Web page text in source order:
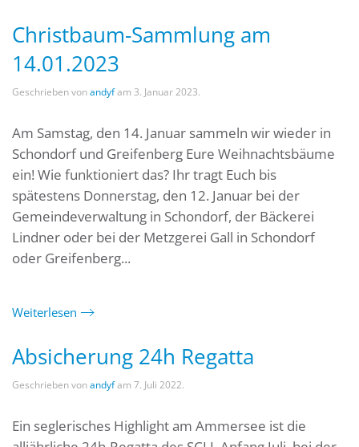
Christbaum-Sammlung am
14.01.2023
Geschrieben vonandyfam 3. Januar 2023.
Am Samstag, den 14. Januar sammeln wir wieder in
Schondorf und Greifenberg Eure Weihnachtsbäume
ein! Wie funktioniert das? Ihr tragt Euch bis
spätestens Donnerstag, den 12. Januar bei der
Gemeindeverwaltung in Schondorf, der Bäckerei
Lindner oder bei der Metzgerei Gall in Schondorf
oder Greifenberg...
Weiterlesen
Absicherung 24h Regatta
Geschrieben vonandyfam 7. Juli 2022.
Ein seglerisches Highlight am Ammersee ist die